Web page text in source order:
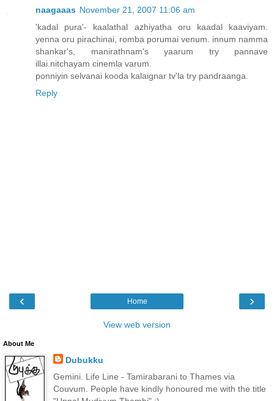
naagaaas November 21, 2007 11:06 am
'kadal pura'- kaalathal azhiyatha oru kaadal kaaviyam.
yenna oru pirachinai, romba porumai venum. innum namma
shankar's, manirathnam's yaarum try pannave
illai.nitchayam cinemla varum.
ponniyin selvanai kooda kalaignar tv'la try pandraanga.
Reply
‹ ›
Home
View web version
About Me
Dubukku
Gemini. Life Line - Tamirabarani to Thames via
Couvum. People have kindly honoured me with the title